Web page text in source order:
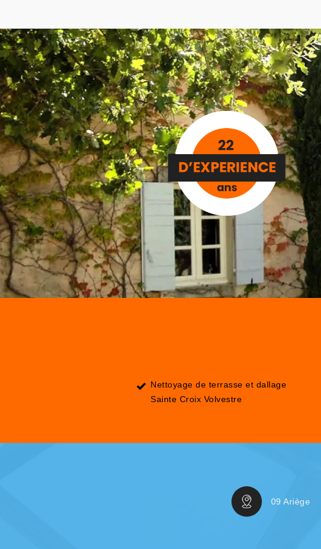
Nettoyage de terrasse et dallage
Sainte Croix Volvestre
09 Ariège